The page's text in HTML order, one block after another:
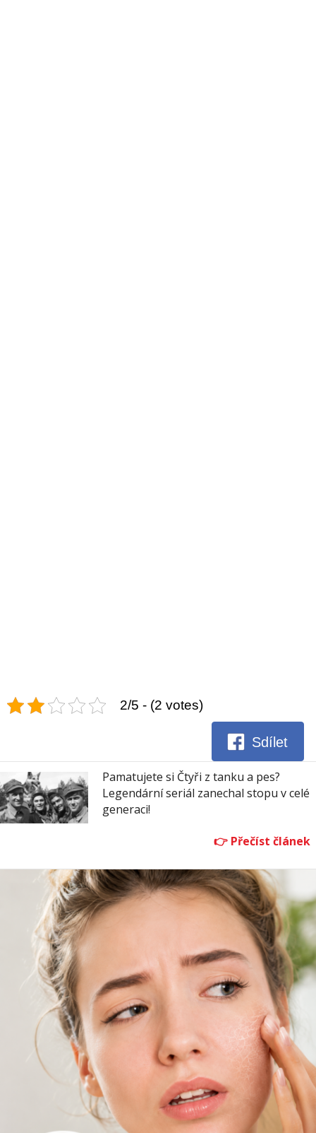
2/5 - (2 votes)
Sdílet
Pamatujete si Čtyři z tanku a pes?
Legendární seriál zanechal stopu v celé
generaci!